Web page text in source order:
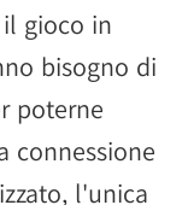
gioco in
bisogno di
poterne
connessione
l'unica